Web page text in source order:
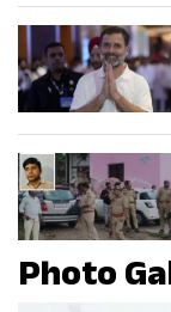
Photo